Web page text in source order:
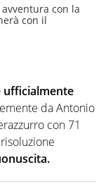
con la
con il
ufficialmente
da Antonio
con 71